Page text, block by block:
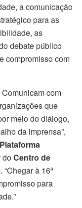
a comunicação
para as
as
debate público
compromisso com
com
que
meio do diálogo,
da imprensa”,
Plataforma
doCentro de
. “Chegar à 16ª
para